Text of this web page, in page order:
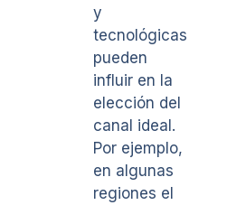
y
tecnológicas
pueden
influir en la
elección del
canal ideal.
Por ejemplo,
en algunas
regiones el